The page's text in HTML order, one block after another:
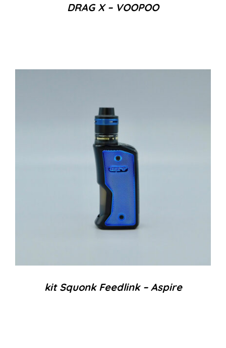
DRAG X – VOOPOO
kit Squonk Feedlink – Aspire